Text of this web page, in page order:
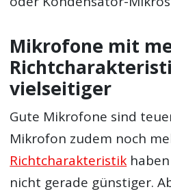
Mikrofone mit
vielseitiger
Gute Mikrofone sind
Mikrofon zudem noch
Richtcharakteristik
nicht gerade günstiger.